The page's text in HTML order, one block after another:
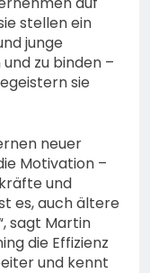
stellen ein
junge
zu binden –
sie
neuer
Motivation –
und
es, auch ältere
sagt Martin
die Effizienz
und kennt